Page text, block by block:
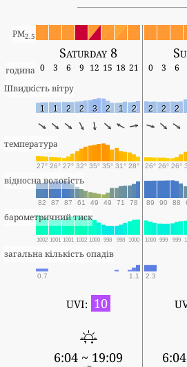
PM2.5
Saturday 8
година 0 3 6 9 12 15 18 21 0 3 6
Швидкість вітру
1 1 2 2 3 2 1 2 2 2 2
температура
27° 26° 27° 32° 35° 35° 31° 28° 26° 26° 26°
відносна вологість
82 87 87 61 49 49 71 78 89 90 88
барометричний тиск
1002 1001 1001 1002 1000 998 998 1000 1000 999 999
загальна кількість опадів
0.7 1.1 2.3
UVI: 10
6:04 ~ 19:09